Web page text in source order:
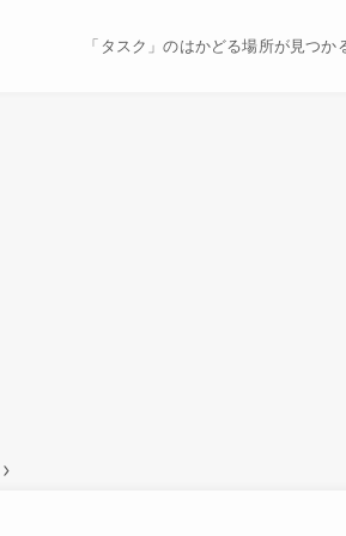
「タスク」のはかどる場所が見つか